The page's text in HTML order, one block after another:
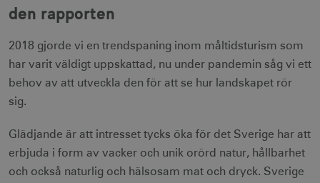
den rapporten
2018 gjorde vi en trendspaning inom måltidsturism som
har varit väldigt uppskattad, nu under pandemin såg vi ett
behov av att utveckla den för att se hur landskapet rör
sig.
Glädjande är att intresset tycks öka för det Sverige har att
erbjuda i form av vacker och unik orörd natur, hållbarhet
och också naturlig och hälsosam mat och dryck. Sverige